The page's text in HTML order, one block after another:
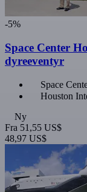
-5%
Space Center
dyreeventyr
Space
Houston
Ny
Fra 51,55 US$
48,97 US$